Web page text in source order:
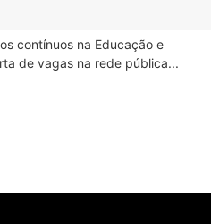
contínuos na Educação e
de vagas na rede pública...